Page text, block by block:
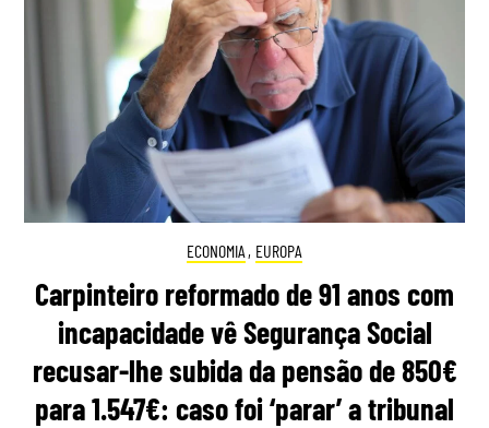
ECONOMIA , EUROPA
Carpinteiro reformado de 91 anos com
incapacidade vê Segurança Social
recusar-lhe subida da pensão de 850€
para 1.547€: caso foi ‘parar’ a tribunal